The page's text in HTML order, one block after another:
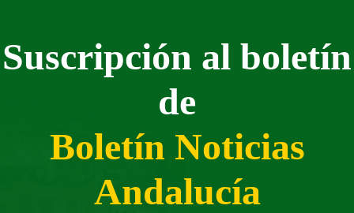
Suscripción al boletín
de
Boletín Noticias
Andalucía